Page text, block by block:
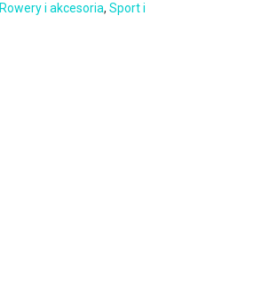
Rowery i akcesoria,Sport i